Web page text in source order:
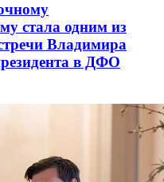
стала одним из
Владимира
в ДФО